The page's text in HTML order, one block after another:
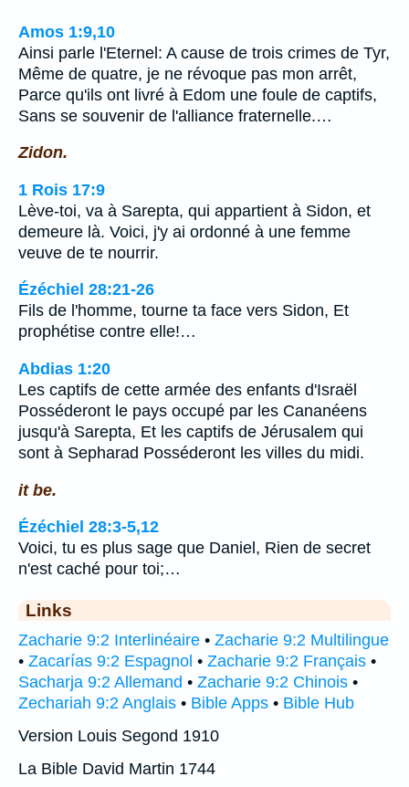
Amos 1:9,10
Ainsi parle l'Eternel: A cause de trois crimes de Tyr,
Même de quatre, je ne révoque pas mon arrêt,
Parce qu'ils ont livré à Edom une foule de captifs,
Sans se souvenir de l'alliance fraternelle.…
Zidon.
1 Rois 17:9
Lève-toi, va à Sarepta, qui appartient à Sidon, et
demeure là. Voici, j'y ai ordonné à une femme
veuve de te nourrir.
Ézéchiel 28:21-26
Fils de l'homme, tourne ta face vers Sidon, Et
prophétise contre elle!…
Abdias 1:20
Les captifs de cette armée des enfants d'Israël
Posséderont le pays occupé par les Cananéens
jusqu'à Sarepta, Et les captifs de Jérusalem qui
sont à Sepharad Posséderont les villes du midi.
it be.
Ézéchiel 28:3-5,12
Voici, tu es plus sage que Daniel, Rien de secret
n'est caché pour toi;…
Links
Zacharie 9:2 Interlinéaire • Zacharie 9:2 Multilingue
• Zacarías 9:2 Espagnol • Zacharie 9:2 Français •
Sacharja 9:2 Allemand • Zacharie 9:2 Chinois •
Zechariah 9:2 Anglais • Bible Apps • Bible Hub
Version Louis Segond 1910
La Bible David Martin 1744